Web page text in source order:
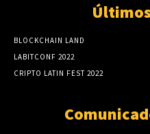
BLOCKCHAIN LAND
LABITCONF 2022
CRIPTO LATIN FEST 2022